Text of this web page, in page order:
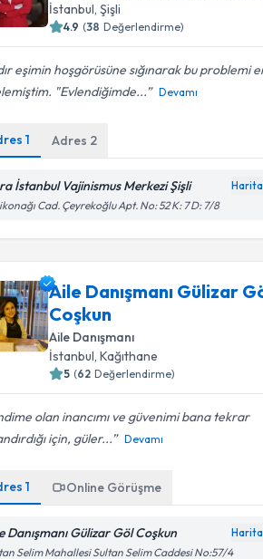
İstanbul, Şişli
4.9 (38 Değerlendirme)
eşimin hoşgörüsüne sığınarak bu problemi
"Evlendiğimde...
Devamı
1 Adres 2
İstanbul Vajinismus Merkezi Şişli
Cad. Çeyrekoğlu Apt. No: 52 K: 7 D: 7/8
Aile Danışmanı Gülizar
Coşkun
Aile Danışmanı
İstanbul, Kağıthane
5 (62 Değerlendirme)
olan inancımı ve güvenimi bana tekrar
için, güler...
Devamı
1 Online Görüşme
Danışmanı Gülizar Göl Coşkun
Selim Mahallesi Sultan Selim Caddesi No:57/4